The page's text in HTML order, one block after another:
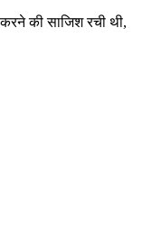
की साजिश रची थी,